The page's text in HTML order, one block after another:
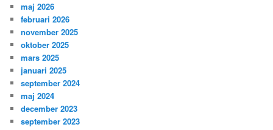
maj 2026
februari 2026
november 2025
oktober 2025
mars 2025
januari 2025
september 2024
maj 2024
december 2023
september 2023